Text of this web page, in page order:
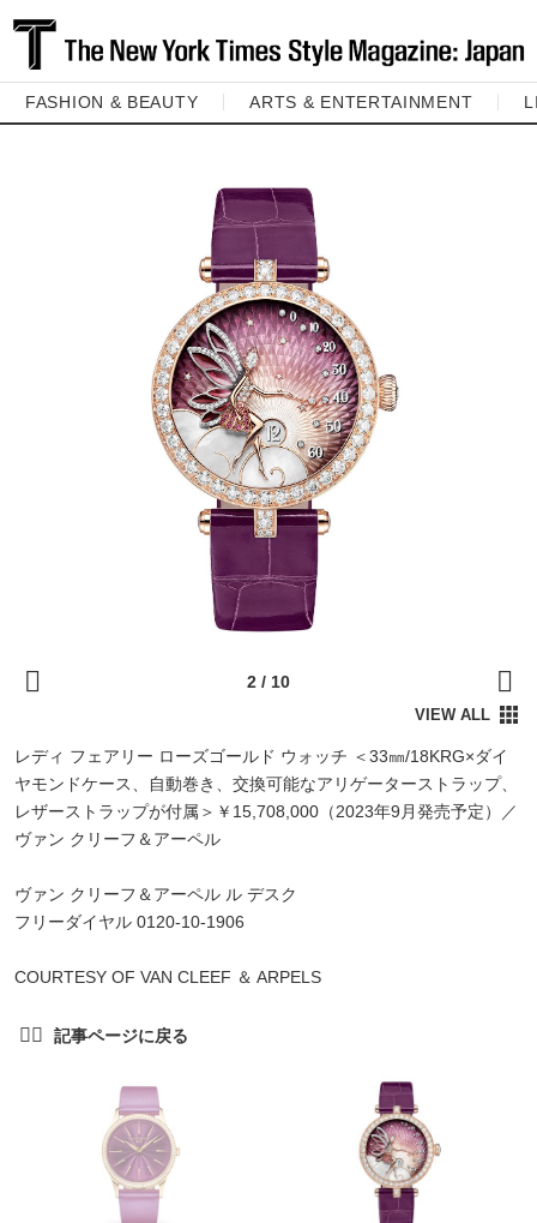
FASHION & BEAUTY ARTS & ENTERTAINMENT
レディ フェアリー ローズゴールド ウォッチ ＜33㎜/18KRG×ダイ
ヤモンドケース、自動巻き、交換可能なアリゲーターストラップ、
レザーストラップが付属＞￥15,708,000（2023年9月発売予定）／
ヴァン クリーフ＆アーペル
ヴァン クリーフ＆アーペル ル デスク
フリーダイヤル 0120-10-1906
COURTESY OF VAN CLEEF ＆ ARPELS